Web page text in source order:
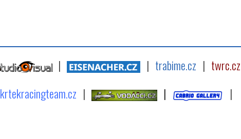
| | trabime.cz | twrc.cz
krtekracingteam.cz | | |